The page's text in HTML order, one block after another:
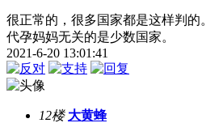
很正常的，很多国家都是这样判的
代孕妈妈无关的是少数国家。
2021-6-20 13:01:41
12楼 大黄蜂